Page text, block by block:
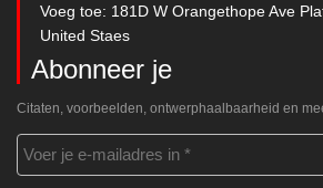
Voeg toe: 181D W Orangethope Ave
United Staes
Abonneer je
Citaten, voorbeelden, ontwerphaalbaarheid en